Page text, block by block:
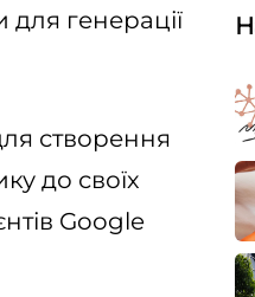
генерації
створення
до своїх
Google